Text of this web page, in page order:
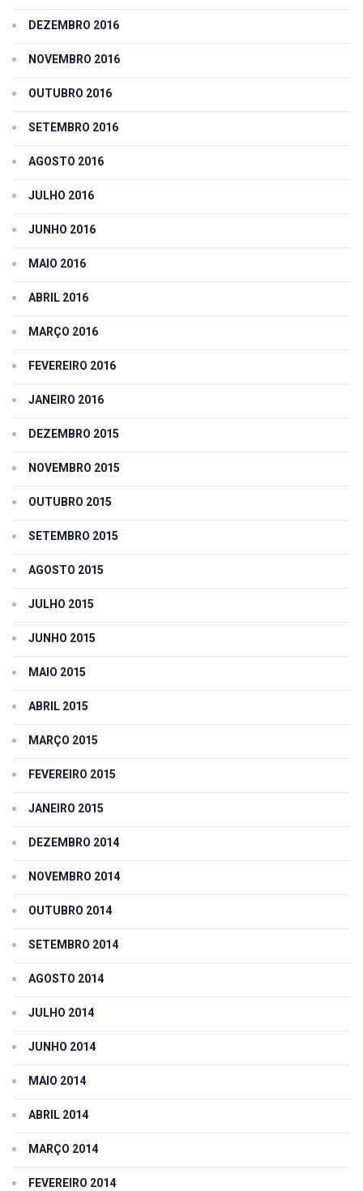
DEZEMBRO 2016
NOVEMBRO 2016
OUTUBRO 2016
SETEMBRO 2016
AGOSTO 2016
JULHO 2016
JUNHO 2016
MAIO 2016
ABRIL 2016
MARÇO 2016
FEVEREIRO 2016
JANEIRO 2016
DEZEMBRO 2015
NOVEMBRO 2015
OUTUBRO 2015
SETEMBRO 2015
AGOSTO 2015
JULHO 2015
JUNHO 2015
MAIO 2015
ABRIL 2015
MARÇO 2015
FEVEREIRO 2015
JANEIRO 2015
DEZEMBRO 2014
NOVEMBRO 2014
OUTUBRO 2014
SETEMBRO 2014
AGOSTO 2014
JULHO 2014
JUNHO 2014
MAIO 2014
ABRIL 2014
MARÇO 2014
FEVEREIRO 2014